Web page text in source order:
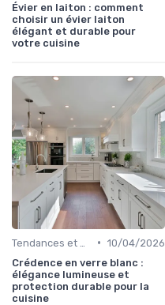
Évier en laiton : comment
choisir un évier laiton
élégant et durable pour
votre cuisine
• 10/04/2026
Crédence en verre blanc :
élégance lumineuse et
protection durable pour la
cuisine